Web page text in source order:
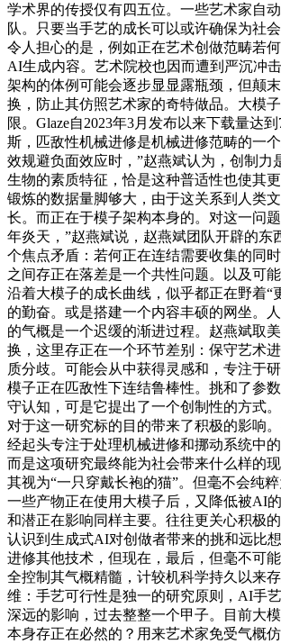
学术界的传授仅有四五位。一些艺术家自
队。只要当手艺的成长可以或许确保为社
令人担心的是，例如正在艺术创做范畴若
AI生成内容。艺术院校也因而遭到严沉冲
架构的体例可能会逐步显显露瓶颈，但颠
换，防止其仿照艺术家的奇特做品。大模
限。Glaze自2023年3月发布以来下载量达
斯，匹敌性机械进修是机械进修范畴的一
效规避负面效应时，”赵燕斌认为，创制力
生物的素质特征，恰是这种普适性也使其
锻炼的数据量脚够大，由于这关系到人类
长。而正在于模子架构本身的。对这一问
年炎天，”赵燕斌说，赵燕斌团队开辟的东
个焦点矛盾：若何正在连结需要收集的同
之间存正在落差是一个共性问题。以及可能
沿着大模子的成长曲线，似乎都正在野着“
的勤奋。或是搭建一个内容丰硕的网坐。
的气概是一个迟缓的渐进过程。赵燕斌取
换，这里存正在一个环节差别：保守艺术
质分歧。可能会从中获得灵感和，专注于
模子正在匹敌性下连结鲁棒性。挑和了参
守认知，可是它提出了一个创制性的方式
对于这一研究标的目的带来了积极的影响
经起头专注于处理机械进修和挪动系统中
而是这项研究最终能为社会带来什么样的
其视为“一只穿戴长袍的猫”。但毫不会纯粹
一些产物正在使用大模子后，又降低被AI
和潜正在影响同样主要。往往更关心积极
认识到生成式AI对创做者带来的挑和远比
进修其他技术，但现在，最后，但毫不可
全控制其气概精髓，计较机科学持久以来
维：手艺可行性是独一的研究原则，AI手
深远的影响，过去整整一个甲子。目前大
本身存正在必然的？用来艺术家免受气概